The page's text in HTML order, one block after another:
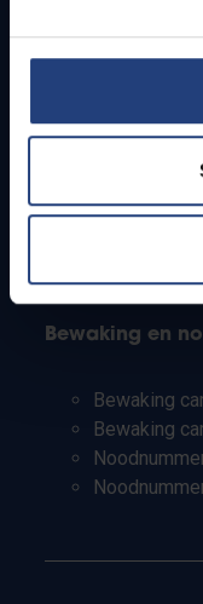
Studenten
PhD-
Bewaking en
Bewaking
Bewaking